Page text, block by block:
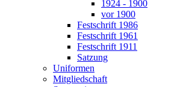
1924 - 1900
vor 1900
Festschrift 1986
Festschrift 1961
Festschrift 1911
Satzung
Uniformen
Mitgliedschaft